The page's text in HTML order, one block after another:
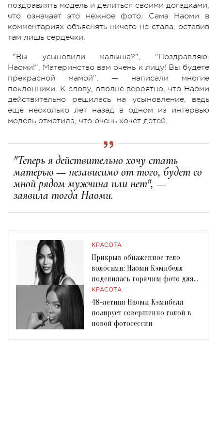
поздравлять модель и делиться своими догадками,
что означает это нежное фото. Сама Наоми в
комментариях объяснять ничего не стала, оставив
там лишь сердечки.
"Вы усыновили малыша?", "Поздравляю,
Наоми!", Материнство вам очень к лицу! Вы будете
прекрасной мамой", — написали многие
поклонники. К слову, вполне вероятно, что Наоми
действительно решилась на усыновление, ведь
еще несколько лет назад в одном из интервью
модель отметила, что очень хочет детей.
"Теперь я действительно хочу стать
матерью — независимо от того, будет со
мной рядом мужчина или нет", —
заявила тогда Наоми.
КРАСОТА
Прикрыв обнаженное тело
волосами: Наоми Кэмпбелл
поделилась горячим фото для
GQ
КРАСОТА
48-летняя Наоми Кэмпбелл
позирует совершенно голой в
новой фотосессии